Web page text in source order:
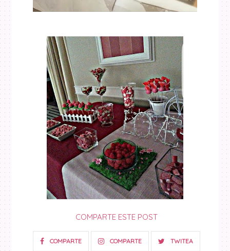
COMPARTE ESTE POST
COMPARTE COMPARTE TWITEA